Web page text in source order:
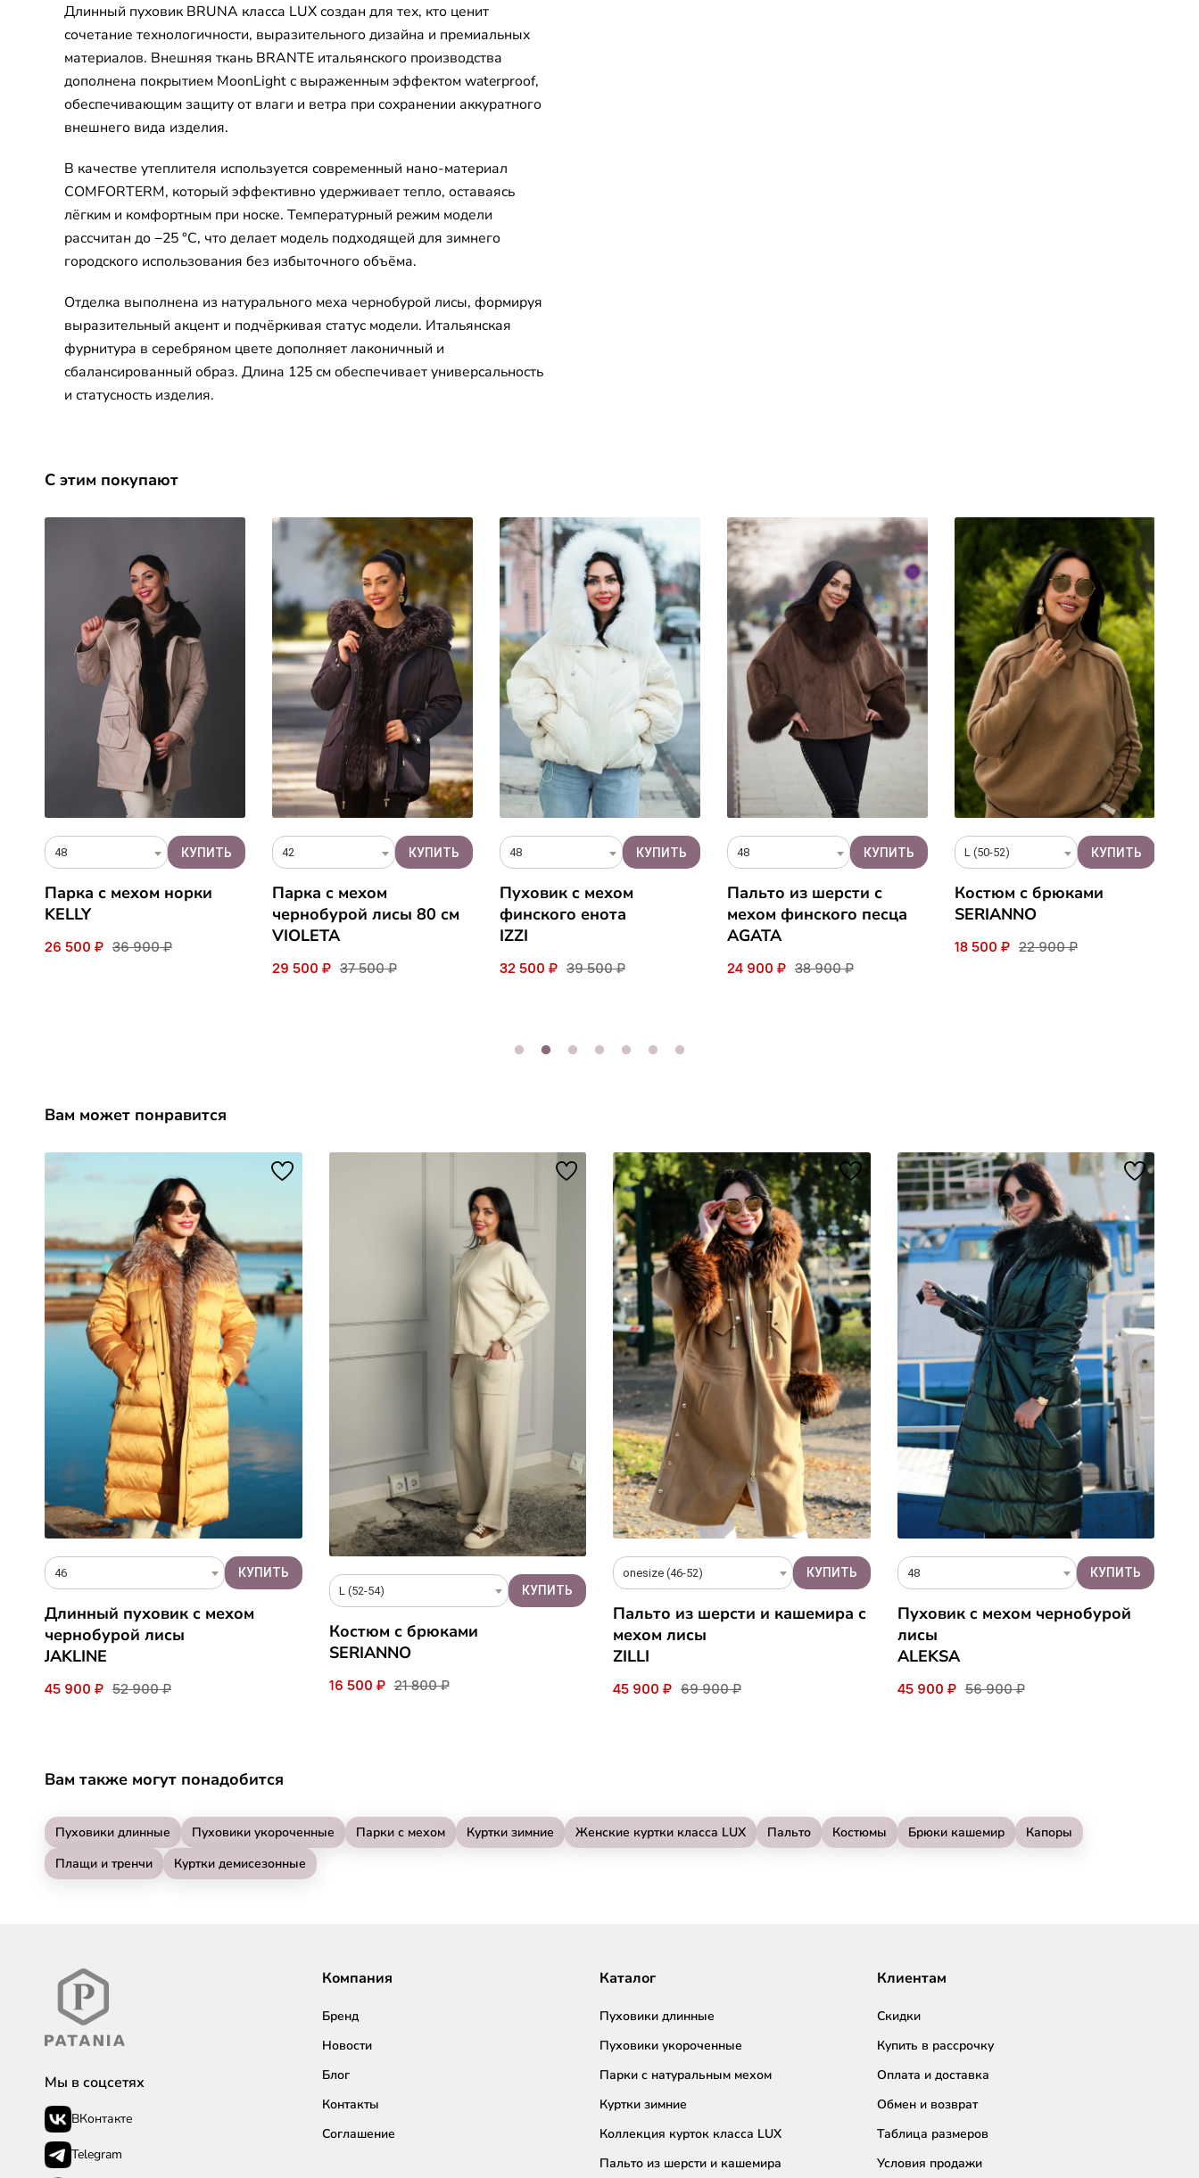
Длинный пуховик BRUNA класса LUX создан для тех, кто ценит
сочетание технологичности, выразительного дизайна и премиальных
материалов. Внешняя ткань BRANTE итальянского производства
дополнена покрытием MoonLight с выраженным эффектом waterproof,
обеспечивающим защиту от влаги и ветра при сохранении аккуратного
внешнего вида изделия.
В качестве утеплителя используется современный нано-материал
COMFORTERM, который эффективно удерживает тепло, оставаясь
лёгким и комфортным при носке. Температурный режим модели
рассчитан до −25 °C, что делает модель подходящей для зимнего
городского использования без избыточного объёма.
Отделка выполнена из натурального меха чернобурой лисы, формируя
выразительный акцент и подчёркивая статус модели. Итальянская
фурнитура в серебряном цвете дополняет лаконичный и
сбалансированный образ. Длина 125 см обеспечивает универсальность
и статусность изделия.
С этим покупают
48
Парка с мехом норки
KELLY
26 500 ₽ 36 900 ₽
42
Парка с мехом
чернобурой лисы 80 см
VIOLETA
29 500 ₽ 37 500 ₽
48
Пуховик c мехом
финского енота
IZZI
32 500 ₽ 39 500 ₽
48
Пальто из шерсти с
мехом финского песца
AGATA
24 900 ₽ 38 900 ₽
L (50-52)
Костюм с брюками
SERIANNO
18 500 ₽ 22 900 ₽
Вам может понравится
46
Длинный пуховик с мехом
чернобурой лисы
JAKLINE
45 900 ₽ 52 900 ₽
L (52-54)
Костюм с брюками
SERIANNO
16 500 ₽ 21 800 ₽
onesize (46-52)
Пальто из шерсти и кашемира с
мехом лисы
ZILLI
45 900 ₽ 69 900 ₽
48
Пуховик c мехом чернобурой
лисы
ALEKSA
45 900 ₽ 56 900 ₽
Вам также могут понадобится
Пуховики длинные Пуховики укороченные Парки с мехом Куртки зимние Женские куртки класса LUX Пальто Костюмы Брюки кашемир
Капоры
Плащи и тренчи
Куртки демисезонные
Мы в соцсетях
ВКонтакте
Telegram
Компания
Бренд
Новости
Блог
Контакты
Соглашение
Каталог
Пуховики длинные
Пуховики укороченные
Парки с натуральным мехом
Куртки зимние
Коллекция курток класса LUX
Пальто из шерсти и кашемира
Клиентам
Скидки
Купить в рассрочку
Оплата и доставка
Обмен и возврат
Таблица размеров
Условия продажи